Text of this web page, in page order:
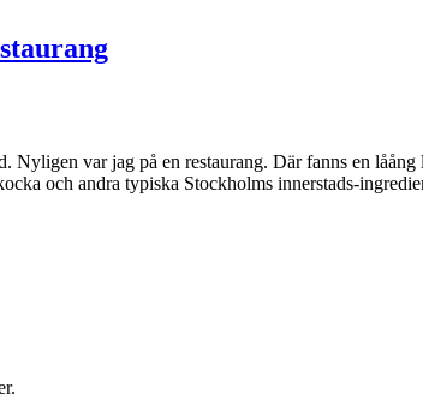
Nyligen var jag på en restaurang. Där fanns en
och andra typiska Stockholms innerstads-